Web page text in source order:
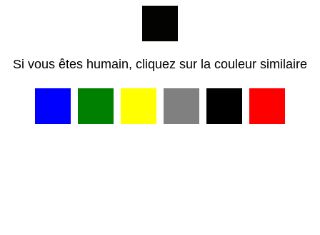
Si vous êtes humain, cliquez sur la couleur similaire